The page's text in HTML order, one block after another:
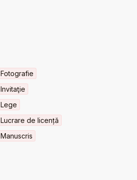
Fotografie
Invitaţie
Lege
Lucrare de licență
Manuscris